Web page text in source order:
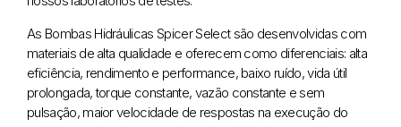
As Bombas Hidráulicas Spicer Select são desenvolvidas com
materiais de alta qualidade e oferecem como diferenciais: alta
eficiência, rendimento e performance, baixo ruído, vida útil
prolongada, torque constante, vazão constante e sem
pulsação, maior velocidade de respostas na execução do